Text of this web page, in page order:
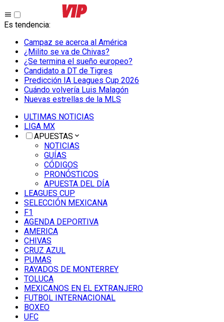
Es tendencia:
Campaz se acerca al América
¿Milito se va de Chivas?
¿Se termina el sueño europeo?
Candidato a DT de Tigres
Predicción IA Leagues Cup 2026
Cuándo volvería Luis Malagón
Nuevas estrellas de la MLS
ULTIMAS NOTICIAS
LIGA MX
APUESTAS
NOTICIAS
GUÍAS
CÓDIGOS
PRONÓSTICOS
APUESTA DEL DÍA
LEAGUES CUP
SELECCIÓN MEXICANA
F1
AGENDA DEPORTIVA
AMERICA
CHIVAS
CRUZ AZUL
PUMAS
RAYADOS DE MONTERREY
TOLUCA
MEXICANOS EN EL EXTRANJERO
FUTBOL INTERNACIONAL
BOXEO
UFC